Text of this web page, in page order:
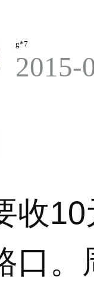
g*7
2015-
收
口。